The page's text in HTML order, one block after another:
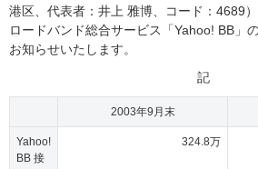
港区、代表者：井上 雅博、コード：4689
ロードバンド総合サービス「Yahoo! BB」
お知らせいたします。
記
2003年9月末
Yahoo!
BB 接
324.8万